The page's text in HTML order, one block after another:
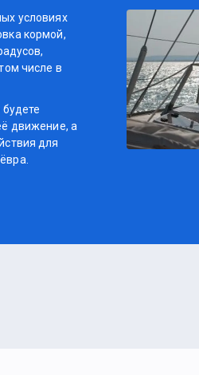
условиях
кормой,
числе в
движение, а
для